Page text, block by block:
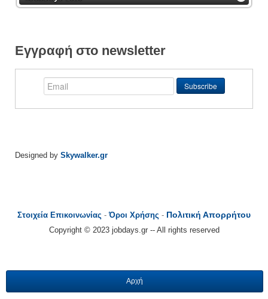
Εγγραφή στο newsletter
Designed by Skywalker.gr
Στοιχεία Επικοινωνίας -Όροι Χρήσης - Πολιτική Απορρήτου
Copyright © 2023 jobdays.gr -- All rights reserved
Αρχή